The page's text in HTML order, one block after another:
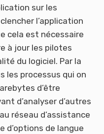
sur les
l’application
cela est nécessaire
à jour les pilotes
du logiciel. Par la
les processus qui on
d’être
d’analyser d’autres
réseau d’assistance
de langue